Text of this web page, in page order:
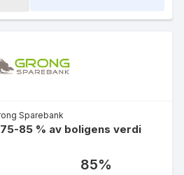
Sparebank
85 % av boligens verdi
85%